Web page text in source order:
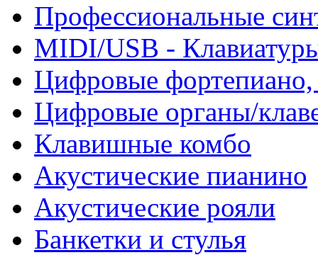
Профессиональные
MIDI/USB -
Цифровые
Цифровые органы/
Клавишные комбо
Акустические пианино
Акустические рояли
Банкетки и стулья